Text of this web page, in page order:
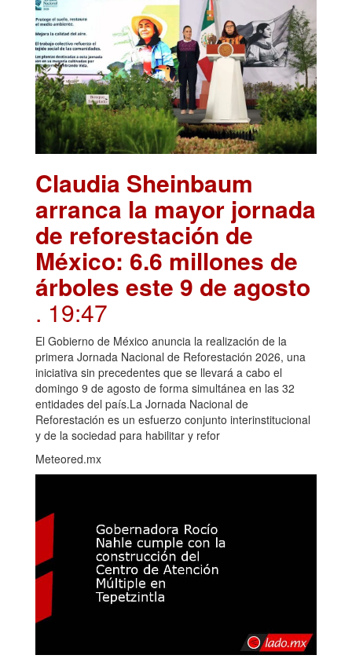
Claudia Sheinbaum
arranca la mayor jornada
de reforestación de
México: 6.6 millones de
árboles este 9 de agosto
. 19:47
El Gobierno de México anuncia la realización de la
primera Jornada Nacional de Reforestación 2026, una
iniciativa sin precedentes que se llevará a cabo el
domingo 9 de agosto de forma simultánea en las 32
entidades del país.La Jornada Nacional de
Reforestación es un esfuerzo conjunto interinstitucional
y de la sociedad para habilitar y refor
Meteored.mx